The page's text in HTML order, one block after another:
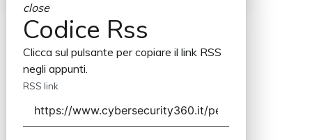
close
Codice Rss
Clicca sul pulsante per copiare il link RSS
negli appunti.
RSS link